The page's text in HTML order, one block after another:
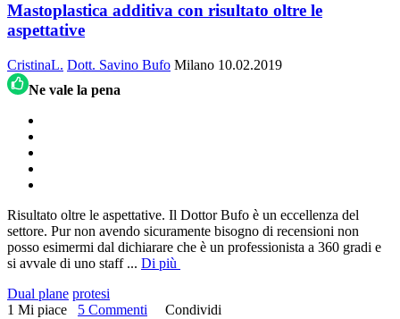
Mastoplastica additiva con risultato oltre le
aspettative
CristinaL. Dott. Savino Bufo Milano 10.02.2019
Ne vale la pena
Risultato oltre le aspettative. Il Dottor Bufo è un eccellenza del
settore. Pur non avendo sicuramente bisogno di recensioni non
posso esimermi dal dichiarare che è un professionista a 360 gradi e
si avvale di uno staff ... Di più
Dual plane protesi
1 Mi piace 5 Commenti Condividi